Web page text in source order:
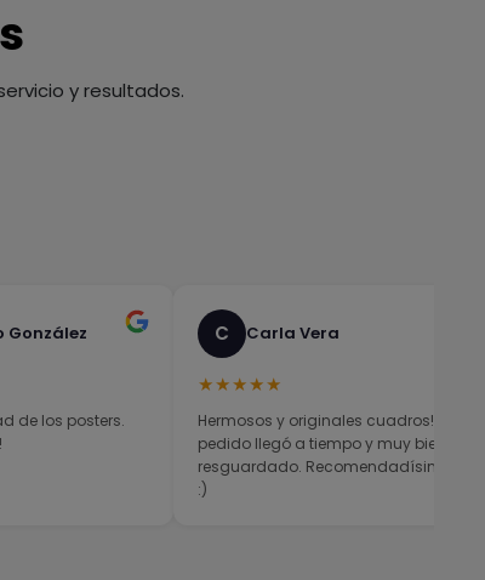
y resultados.
González
de los posters.
C Carla Vera
★★★★★
Hermosos y originales cuadros! El
pedido llegó a tiempo y muy bien
resguardado. Recomendadísimos
:)